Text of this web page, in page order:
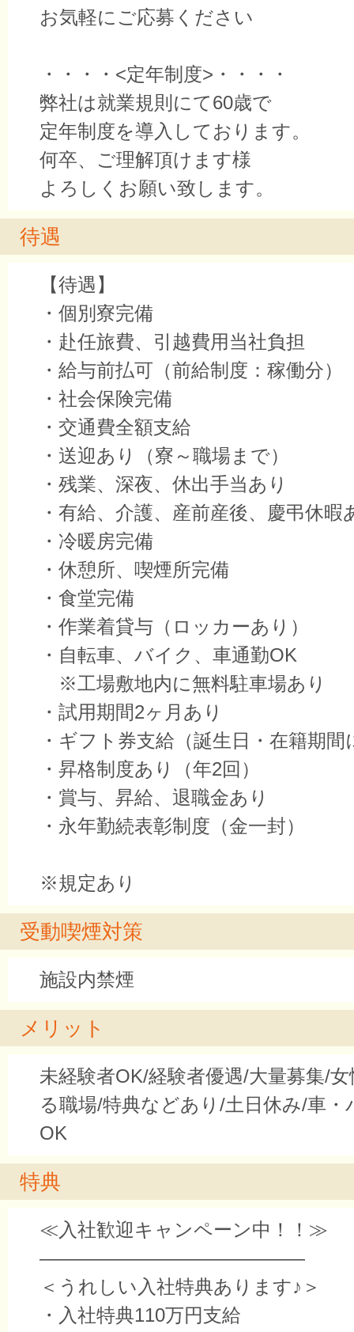
お気軽にご応募ください
・・・・<定年制度>・・・・
弊社は就業規則にて60歳で
定年制度を導入しております。
何卒、ご理解頂けます様
よろしくお願い致します。
待遇
【待遇】
・個別寮完備
・赴任旅費、引越費用当社負担
・給与前払可（前給制度：稼働分）
・社会保険完備
・交通費全額支給
・送迎あり（寮～職場まで）
・残業、深夜、休出手当あり
・有給、介護、産前産後、慶弔休暇
・冷暖房完備
・休憩所、喫煙所完備
・食堂完備
・作業着貸与（ロッカーあり）
・自転車、バイク、車通勤OK
※工場敷地内に無料駐車場あり
・試用期間2ヶ月あり
・ギフト券支給（誕生日・在籍期間
・昇格制度あり（年2回）
・賞与、昇給、退職金あり
・永年勤続表彰制度（金一封）
※規定あり
受動喫煙対策
施設内禁煙
メリット
未経験者OK/経験者優遇/大量募集/
る職場/特典などあり/土日休み/車・
OK
特典
≪入社歓迎キャンペーン中！！≫
――――――――――――――
＜うれしい入社特典あります♪＞
・入社特典110万円支給